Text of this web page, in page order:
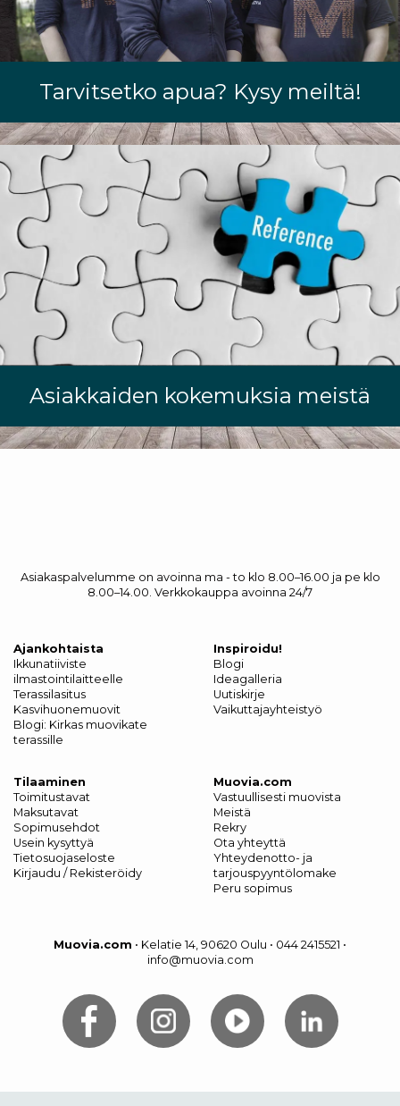
Tarvitsetko apua? Kysy meiltä!
Asiakkaiden kokemuksia meistä
Asiakaspalvelumme on avoinna ma - to klo 8.00–16.00 ja pe klo
8.00–14.00. Verkkokauppa avoinna 24/7
Ajankohtaista
Ikkunatiiviste
ilmastointilaitteelle
Terassilasitus
Kasvihuonemuovit
Blogi: Kirkas muovikate
terassille
Inspiroidu!
Blogi
Ideagalleria
Uutiskirje
Vaikuttajayhteistyö
Tilaaminen
Toimitustavat
Maksutavat
Sopimusehdot
Usein kysyttyä
Tietosuojaseloste
Kirjaudu / Rekisteröidy
Muovia.com
Vastuullisesti muovista
Meistä
Rekry
Ota yhteyttä
Yhteydenotto- ja
tarjouspyyntölomake
Peru sopimus
Muovia.com • Kelatie 14, 90620 Oulu • 044 2415521 •
info@muovia.com